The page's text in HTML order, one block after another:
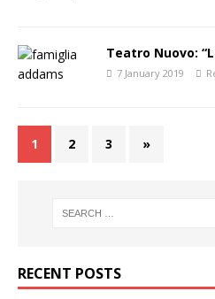
Teatro Nuovo:
7 January 2019
1 2 3 »
RECENT POSTS